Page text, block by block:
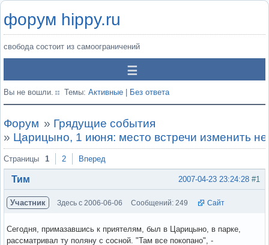
форум hippy.ru
свобода состоит из самоограничений
Вы не вошли. Темы: Активные Без ответа
Форум » Грядущие события
» Царицыно, 1 июня: место встречи изменить
Страницы 1 2 Вперед
#1
2007-04-23 23:24:28
Тим
Участник Здесь с 2006-06-06 Сообщений: 249 Сайт
Сегодня, примазавшись к приятелям, был в Царицыно, в парке,
рассматривал ту поляну с сосной. "Там все покопано", -